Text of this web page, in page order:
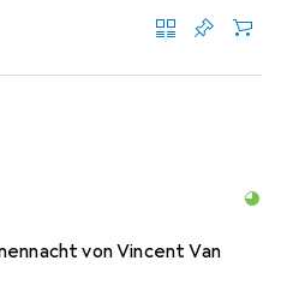
von Vincent Van